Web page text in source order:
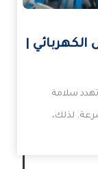
|
تهدد سلامة
لذلك،